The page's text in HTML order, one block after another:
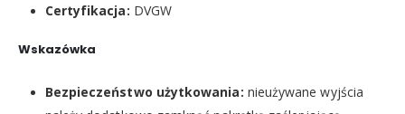
Certyfikacja: DVGW
Wskazówka
Bezpieczeństwo użytkowania: nieużywane wyjścia